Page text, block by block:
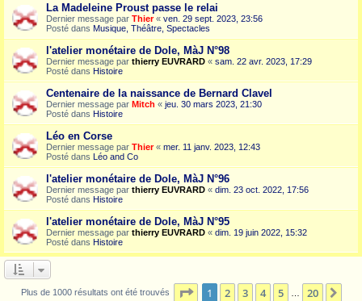
La Madeleine Proust passe le relai
Dernier message par Thier« ven. 29 sept. 2023, 23:56
Posté dans Musique, Théâtre, Spectacles
l'atelier monétaire de Dole, MàJ N°98
Dernier message par thierry EUVRARD « sam. 22 avr. 2023, 17:29
Posté dans Histoire
Centenaire de la naissance de Bernard Clavel
Dernier message par Mitch « jeu. 30 mars 2023, 21:30
Posté dans Histoire
Léo en Corse
Dernier message par Thier« mer. 11 janv. 2023, 12:43
Posté dans Léo and Co
l'atelier monétaire de Dole, MàJ N°96
Dernier message par thierry EUVRARD « dim. 23 oct. 2022, 17:56
Posté dans Histoire
l'atelier monétaire de Dole, MàJ N°95
Dernier message par thierry EUVRARD « dim. 19 juin 2022, 15:32
Posté dans Histoire
Plus de 1000 résultats ont été trouvés Page 1sur20
1 2 3 4 5 20